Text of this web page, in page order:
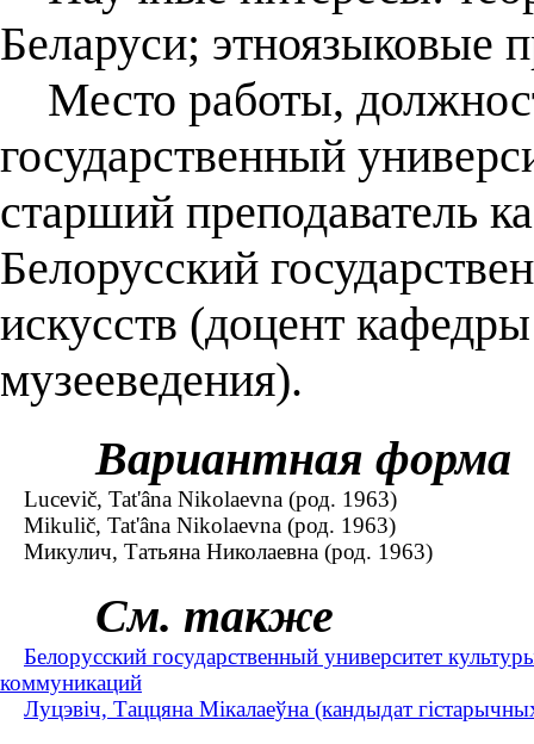
Беларуси; этноязыковые
Место работы,
государственный
старший преподаватель
Белорусский
искусств (доцент
музееведения).
Вариантная форма
Lucevič, Tat'âna Nikolaevna (род. 1963)
Mikulič, Tat'âna Nikolaevna (род. 1963)
Микулич, Татьяна Николаевна (род. 1963)
См. также
Белорусский государственный университет
коммуникаций
Луцэвіч, Таццяна Мікалаеўна (кандыдат